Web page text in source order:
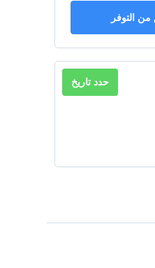
من التوفر
حدد تاريخ